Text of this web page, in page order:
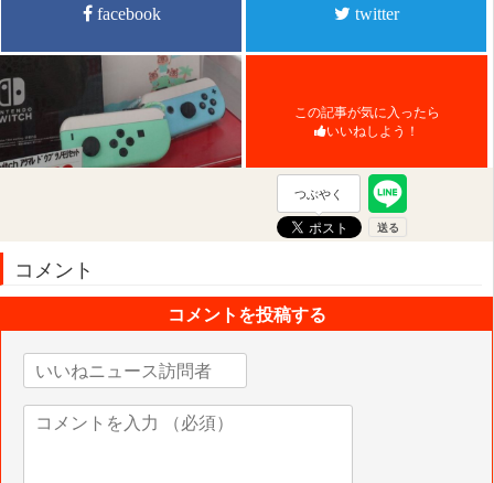
facebook twitter
この記事が気に入ったら
いいねしよう！
つぶやく
コメント
コメントを投稿する